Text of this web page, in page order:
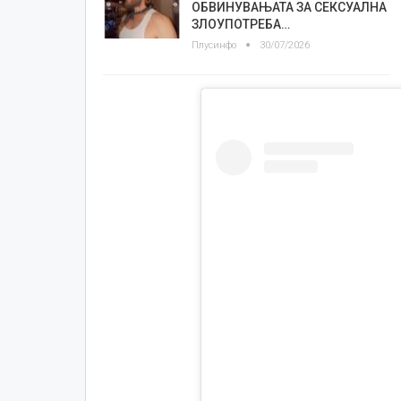
ОБВИНУВАЊАТА ЗА СЕКСУАЛНА
ЗЛОУПОТРЕБА…
Плусинфо 30/07/2026